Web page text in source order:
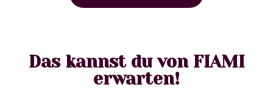
Das kannst du von FIAMI
erwarten!